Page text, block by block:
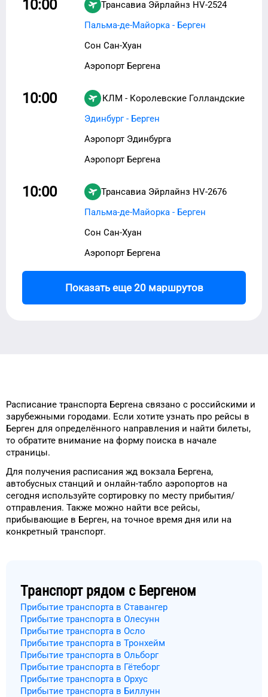
10:00 Трансавиа Эйрлайнз HV-2524
Пальма-де-Майорка - Берген
Сон Сан-Хуан
Аэропорт Бергена
10:00
КЛМ - Королевские Голландские
авиалинии
Эдинбург - Берген
Аэропорт Эдинбурга
Аэропорт Бергена
10:00 Трансавиа Эйрлайнз HV-2676
Пальма-де-Майорка - Берген
Сон Сан-Хуан
Аэропорт Бергена
Показать еще 20 маршрутов
Расписание транспорта Бергена связано с российскими и
зарубежными городами. Если хотите узнать про рейсы в
Берген для определённого направления и найти билеты,
то обратите внимание на форму поиска в начале
страницы.
Для получения расписания жд вокзала Бергена,
автобусных станций и онлайн-табло аэропортов на
сегодня используйте сортировку по месту прибытия/
отправления. Также можно найти все рейсы,
прибывающие в Берген, на точное время дня или на
конкретный транспорт.
Транспорт рядом с Бергеном
Прибытие транспорта в Ставангер
Прибытие транспорта в Олесунн
Прибытие транспорта в Осло
Прибытие транспорта в Тронхейм
Прибытие транспорта в Ольборг
Прибытие транспорта в Гётеборг
Прибытие транспорта в Орхус
Прибытие транспорта в Биллунн